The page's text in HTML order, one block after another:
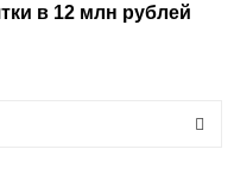
в 12 млн рублей